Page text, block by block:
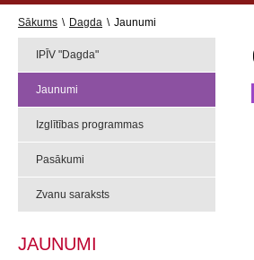
Sākums \ Dagda \ Jaunumi
IPĪV "Dagda"
Jaunumi
Izglītības programmas
Pasākumi
Zvanu saraksts
JAUNUMI